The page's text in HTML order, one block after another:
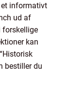
et informativt
ud af
forskellige
kan
bestiller du